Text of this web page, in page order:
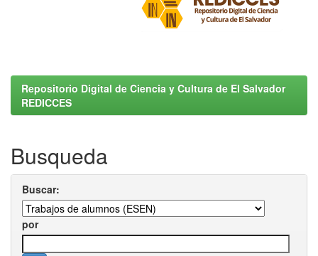
Repositorio Digital de Ciencia y Cultura de El Salvador
REDICCES
Busqueda
Buscar:
por